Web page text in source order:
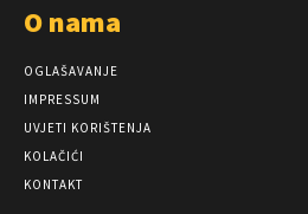
O nama
OGLAŠAVANJE
IMPRESSUM
UVJETI KORIŠTENJA
KOLAČIĆI
KONTAKT